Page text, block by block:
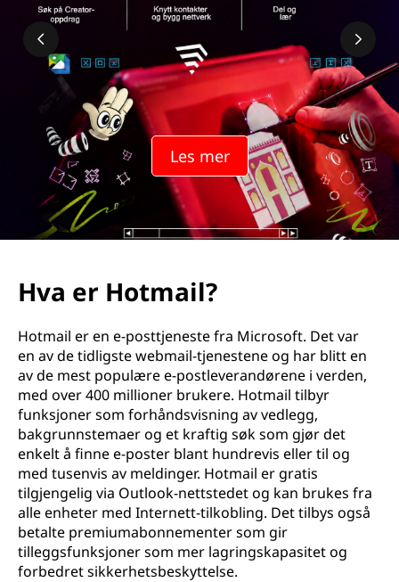
Les mer
Hva er Hotmail?
Hotmail er en e-posttjeneste fra Microsoft. Det var
en av de tidligste webmail-tjenestene og har blitt en
av de mest populære e-postleverandørene i verden,
med over 400 millioner brukere. Hotmail tilbyr
funksjoner som forhåndsvisning av vedlegg,
bakgrunnstemaer og et kraftig søk som gjør det
enkelt å finne e-poster blant hundrevis eller til og
med tusenvis av meldinger. Hotmail er gratis
tilgjengelig via Outlook-nettstedet og kan brukes fra
alle enheter med Internett-tilkobling. Det tilbys også
betalte premiumabonnementer som gir
tilleggsfunksjoner som mer lagringskapasitet og
forbedret sikkerhetsbeskyttelse.